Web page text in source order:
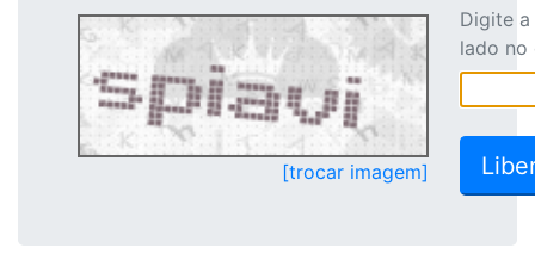
[trocar imagem]
Digite
lado no